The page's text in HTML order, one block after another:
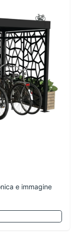
e immagine